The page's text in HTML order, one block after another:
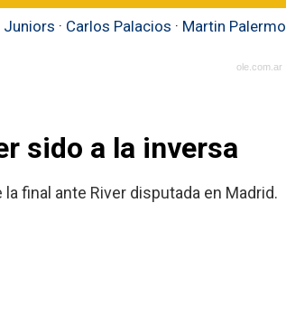
Juniors · Carlos Palacios · Martin Palermo
ole.com.ar
sido a la inversa
final ante River disputada en Madrid.